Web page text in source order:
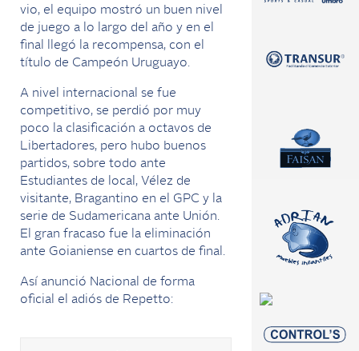
vio, el equipo mostró un buen nivel
de juego a lo largo del año y en el
final llegó la recompensa, con el
título de Campeón Uruguayo.
A nivel internacional se fue
competitivo, se perdió por muy
poco la clasificación a octavos de
Libertadores, pero hubo buenos
partidos, sobre todo ante
Estudiantes de local, Vélez de
visitante, Bragantino en el GPC y la
serie de Sudamericana ante Unión.
El gran fracaso fue la eliminación
ante Goianiense en cuartos de final.
Así anunció Nacional de forma
oficial el adiós de Repetto: